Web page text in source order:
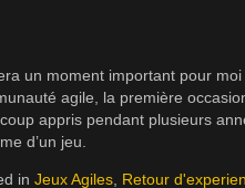
un moment important pour
agile, la première
appris pendant plusieurs
d’un jeu.
in Jeux Agiles Retour